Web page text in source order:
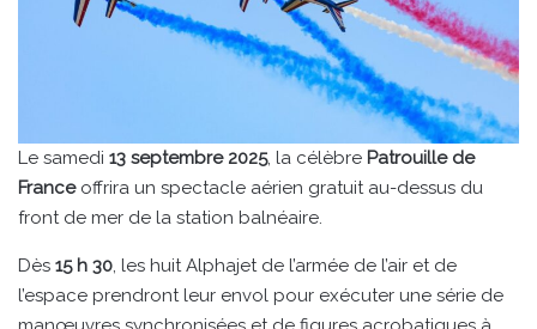
Le samedi 13 septembre 2025, la célèbre Patrouille de
Franceoffrira un spectacle aérien gratuit au-dessus du
front de mer de la station balnéaire.
Dès 15 h 30, les huit Alphajet de l’armée de l’air et de
l’espace prendront leur envol pour exécuter une série de